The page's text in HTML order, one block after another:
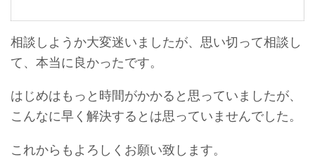
相談しようか大変迷いましたが、思い切って相談し
て、本当に良かったです。
はじめはもっと時間がかかると思っていましたが、
こんなに早く解決するとは思っていませんでした。
これからもよろしくお願い致します。